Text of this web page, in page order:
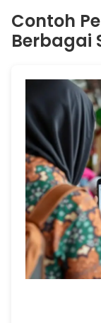
Contoh
Berbagai